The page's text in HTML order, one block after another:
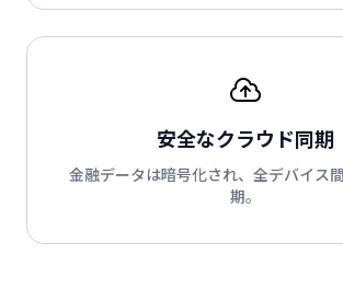
安全なクラウド同期
金融データは暗号化され、全デバイス
期。